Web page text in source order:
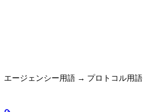
エージェンシー用語 → プロトコル用語